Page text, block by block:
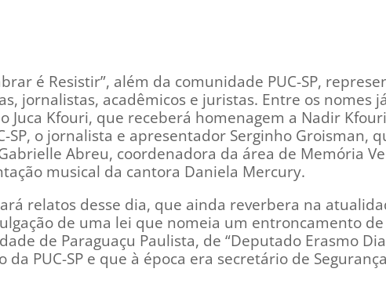
é Resistir”, além da comunidade PUC-SP,
jornalistas, acadêmicos e juristas. Entre os nomes já
Juca Kfouri, que receberá homenagem a Nadir
SP, o jornalista e apresentador Serginho Groisman,
Abreu, coordenadora da área de Memória
musical da cantora Daniela Mercury.
relatos desse dia, que ainda reverbera na
de uma lei que nomeia um entroncamento de
de Paraguaçu Paulista, de “Deputado Erasmo
da PUC-SP e que à época era secretário de